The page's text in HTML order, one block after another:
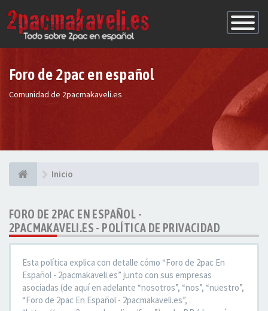
de
Foro de 2pac en español
Comunidad de 2pacmakaveli.es
Inicio
FORO DE 2PAC EN ESPAÑOL -
2PACMAKAVELI.ES - POLÍTICA DE PRIVACIDAD
Esta política explica con detalle cómo “Foro de 2pac En
Español - 2pacmakaveli.es” junto con sus empresas
asociadas (de aquí en adelante “nosotros”, “nos”, “nuestro”,
“Foro de 2pac En Español - 2pacmakaveli.es”,